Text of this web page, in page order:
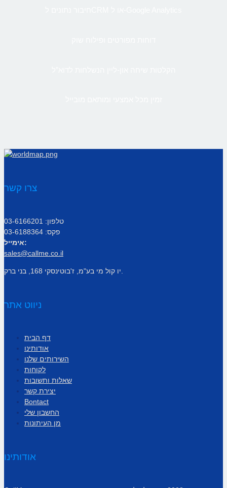
צרו קשר
טלפון: 03-6166201
פקס: 03-6188364
אימייל:
sales@callme.co.il
ניווט אתר
דף הבית
אודותינו
השירותים שלנו
לקוחות
שאלות ותשובות
יצירת קשר
Bontact
החשבון שלי
מן העיתונות
אודותינו